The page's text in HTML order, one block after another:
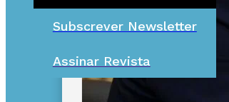
Subscrever Newsletter
Assinar Revista